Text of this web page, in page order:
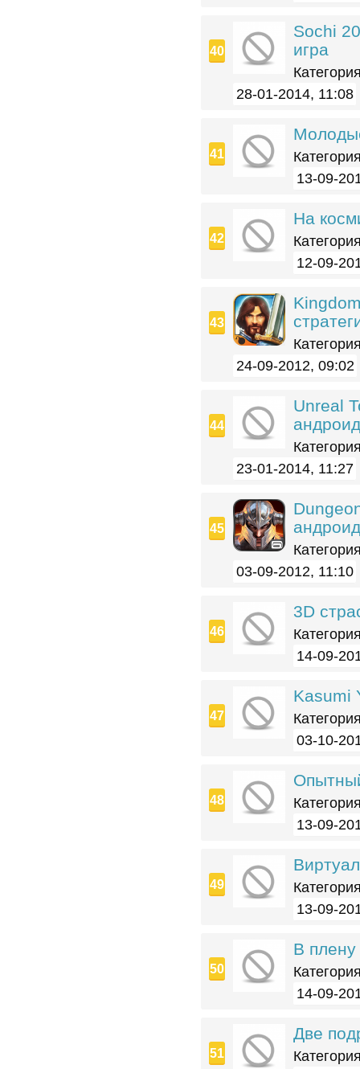
Sochi
игра
28-01-2014, 11:08
13-09-
На
12-09-
24-09-2012, 09:02
Unreal
андроид
23-01-2014, 11:27
андроид
03-09-2012, 11:10
3D
14-09-
Kasumi
03-10-
13-09-
13-09-
В
14-09-
Две